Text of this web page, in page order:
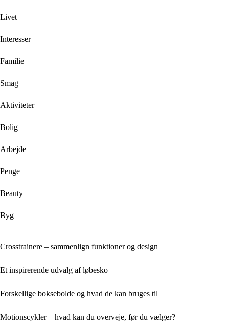
Livet
Interesser
Familie
Smag
Aktiviteter
Bolig
Arbejde
Penge
Beauty
Byg
Crosstrainere – sammenlign funktioner og design
Et inspirerende udvalg af løbesko
Forskellige boksebolde og hvad de kan bruges til
Motionscykler – hvad kan du overveje, før du vælger?